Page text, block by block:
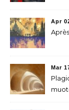
Apr
Mar